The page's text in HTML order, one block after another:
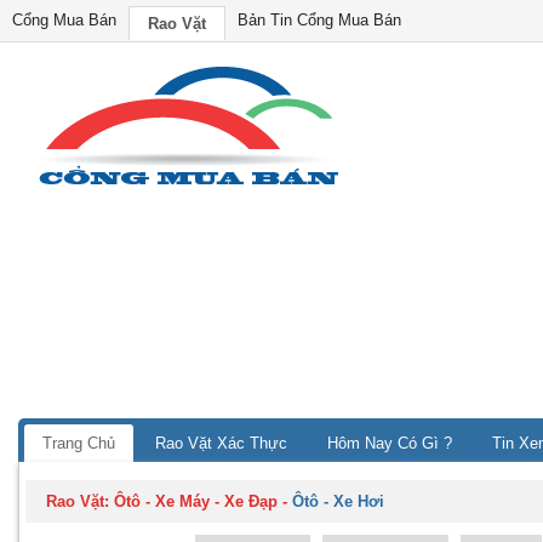
Cổng Mua Bán Rao Vặt Bản Tin Cổng Mua Bán
Trang Chủ Rao Vặt Xác Thực Hôm Nay Có Gì ? Tin
Rao Vặt:Ôtô - Xe Máy - Xe Đạp -Ôtô - Xe Hơi